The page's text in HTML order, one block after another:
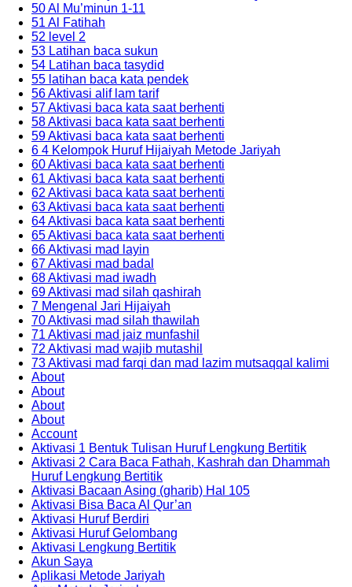
50 Al Mu’minun 1-11
51 Al Fatihah
52 level 2
53 Latihan baca sukun
54 Latihan baca tasydid
55 latihan baca kata pendek
56 Aktivasi alif lam tarif
57 Aktivasi baca kata saat berhenti
58 Aktivasi baca kata saat berhenti
59 Aktivasi baca kata saat berhenti
6 4 Kelompok Huruf Hijaiyah Metode Jariyah
60 Aktivasi baca kata saat berhenti
61 Aktivasi baca kata saat berhenti
62 Aktivasi baca kata saat berhenti
63 Aktivasi baca kata saat berhenti
64 Aktivasi baca kata saat berhenti
65 Aktivasi baca kata saat berhenti
66 Aktivasi mad layin
67 Aktivasi mad badal
68 Aktivasi mad iwadh
69 Aktivasi mad silah qashirah
7 Mengenal Jari Hijaiyah
70 Aktivasi mad silah thawilah
71 Aktivasi mad jaiz munfashil
72 Aktivasi mad wajib mutashil
73 Aktivasi mad farqi dan mad lazim mutsaqqal kalimi
About
About
About
About
Account
Aktivasi 1 Bentuk Tulisan Huruf Lengkung Bertitik
Aktivasi 2 Cara Baca Fathah, Kashrah dan Dhammah
Huruf Lengkung Bertitik
Aktivasi Bacaan Asing (gharib) Hal 105
Aktivasi Bisa Baca Al Qur’an
Aktivasi Huruf Berdiri
Aktivasi Huruf Gelombang
Aktivasi Lengkung Bertitik
Akun Saya
Aplikasi Metode Jariyah